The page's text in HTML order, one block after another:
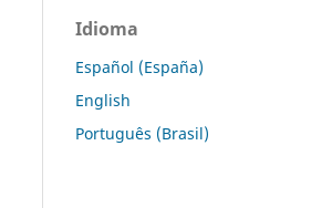
Idioma
Español (España)
English
Português (Brasil)